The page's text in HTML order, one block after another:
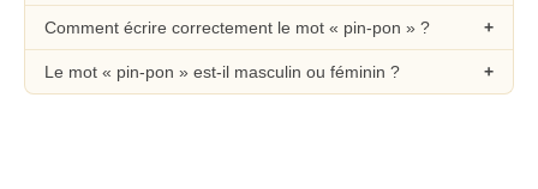
Comment écrire correctement le mot « pin-pon » ?
Le mot « pin-pon » est-il masculin ou féminin ?